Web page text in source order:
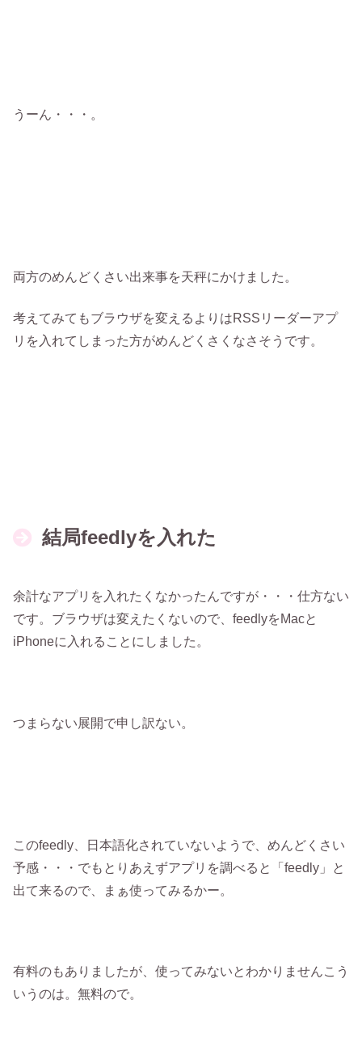
うーん・・・。
両方のめんどくさい出来事を天秤にかけました。
考えてみてもブラウザを変えるよりはRSSリーダーアプ
リを入れてしまった方がめんどくさくなさそうです。
結局feedlyを入れた
余計なアプリを入れたくなかったんですが・・・仕方ない
です。ブラウザは変えたくないので、feedlyをMacと
iPhoneに入れることにしました。
つまらない展開で申し訳ない。
このfeedly、日本語化されていないようで、めんどくさい
予感・・・でもとりあえずアプリを調べると「feedly」と
出て来るので、まぁ使ってみるかー。
有料のもありましたが、使ってみないとわかりませんこう
いうのは。無料ので。